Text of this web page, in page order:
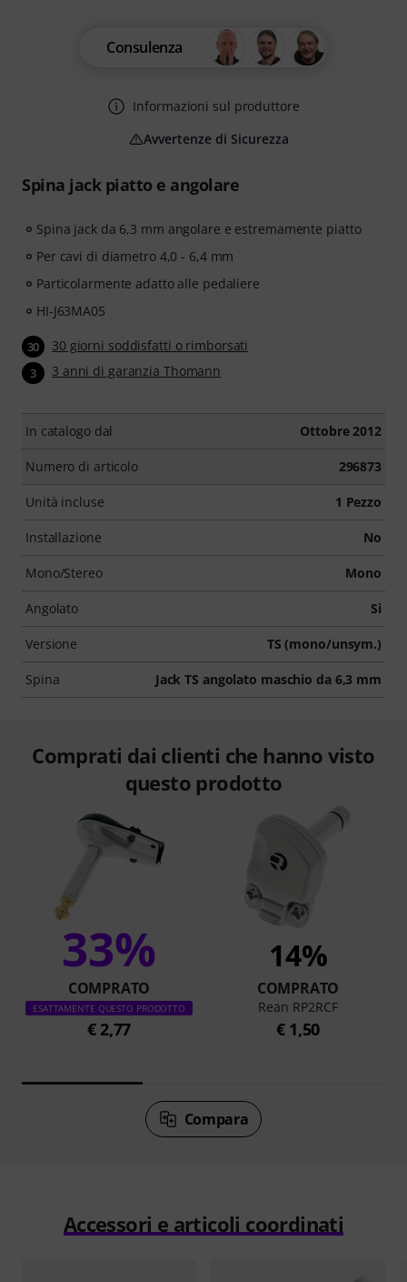
Spina jack piatto e angolare
Spina jack da 6,3 mm angolare e estremamente piatto
Per cavi di diametro 4,0 - 6,4 mm
Particolarmente adatto alle pedaliere
HI-J63MA05
30 30 giorni soddisfatti o rimborsati
3 3 anni di garanzia Thomann
In catalogo dal Ottobre 2012
Numero di articolo 296873
Unità incluse 1 Pezzo
Installazione No
Mono/Stereo Mono
Angolato Si
Versione TS (mono/unsym.)
Spina Jack TS angolato maschio da 6,3 mm
Consulenza
Informazioni sul produttore
Avvertenze di Sicurezza
Comprati dai clienti che hanno visto
questo prodotto
33%
COMPRATO
ESATTAMENTE QUESTO PRODOTTO
€ 2,77
14%
COMPRATO
Rean RP2RCF
€ 1,50
Compara
Accessori e articoli coordinati